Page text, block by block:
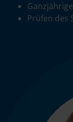
Prüfen des